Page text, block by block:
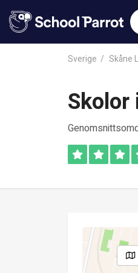
Sverige Skåne
Skolor